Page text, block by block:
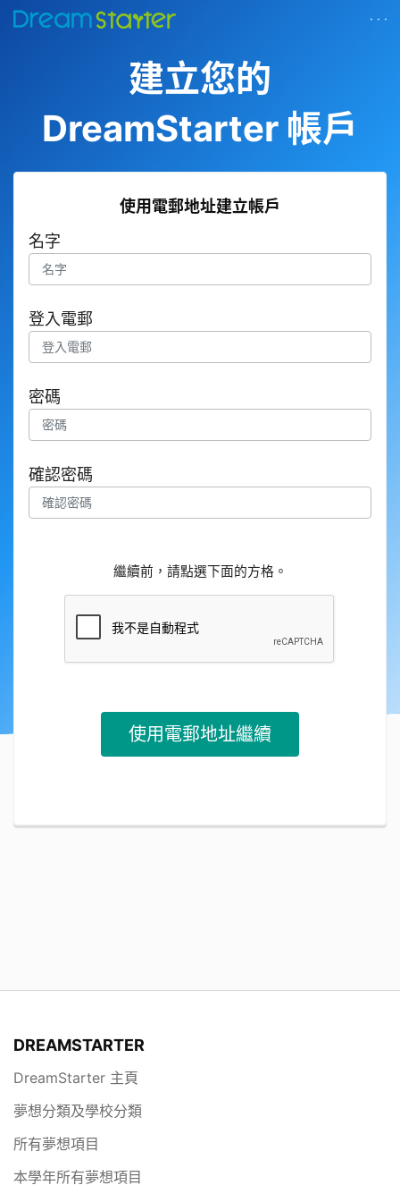
· · ·
建立您的
DreamStarter 帳戶
使用電郵地址建立帳戶
名字
登入電郵
密碼
確認密碼
繼續前，請點選下面的方格。
DREAMSTARTER
DreamStarter 主頁
夢想分類及學校分類
所有夢想項目
本學年所有夢想項目